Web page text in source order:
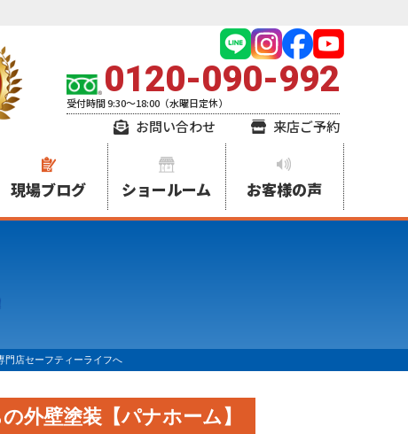
0120-090-992
受付時間 9:30～18:00（水曜日定休）
お問い合わせ 来店ご予約
現場ブログ ショールーム お客様の声
門店セーフティーライフへ
外壁塗装【パナホーム】